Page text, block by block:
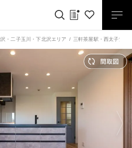
・二子玉川・下北沢エリア 三軒茶屋駅 ・西太子堂駅